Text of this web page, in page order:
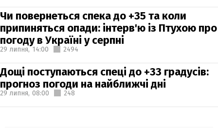
Чи повернеться спека до +35 та коли
припиняться опади: інтерв'ю із Птухою про
погоду в Україні у серпні
29 липня, 14:00 2494
Дощі поступаються спеці до +33 градусів:
прогноз погоди на найближчі дні
29 липня, 08:00 248